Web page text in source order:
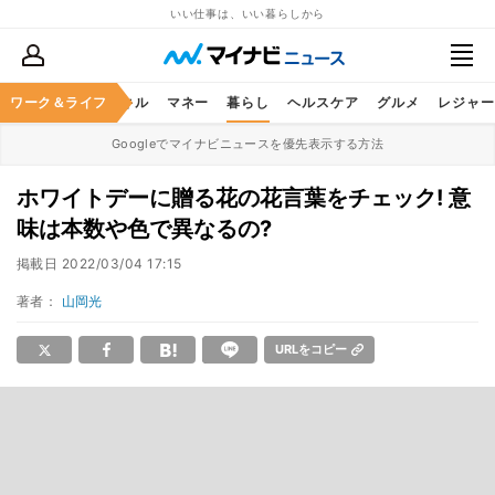
いい仕事は、いい暮らしから
ワーク＆ライフ
ア ビジネススキル マネー 暮らし ヘルスケア グルメ レジャー
Googleでマイナビニュースを優先表示する方法
ホワイトデーに贈る花の花言葉をチェック! 意
味は本数や色で異なるの?
掲載日 2022/03/04 17:15
著者： 山岡光
URLをコピー